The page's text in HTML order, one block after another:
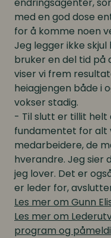
med en god dose
for å komme noen
Jeg legger ikke skjul
bruker en del tid på
viser vi frem
heiagjengen både i
vokser stadig.
- Til slutt er tillit helt
fundamentet for alt
medarbeidere, de
hverandre. Jeg sier
jeg lover. Det er
er leder for,
Les mer om Gunn
Les mer om
program og